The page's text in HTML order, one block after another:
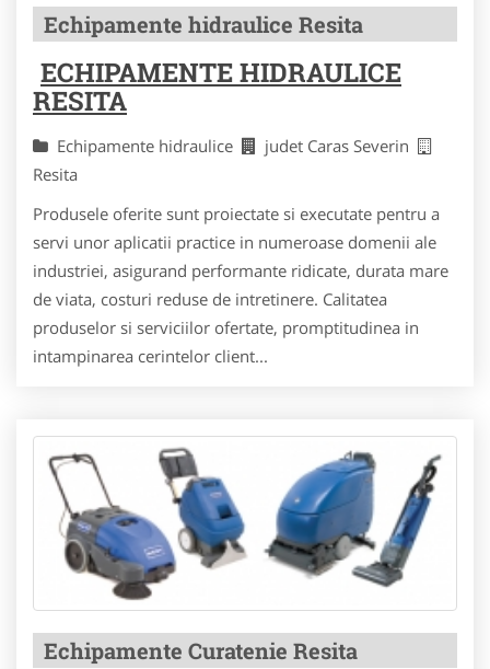
Echipamente hidraulice Resita
ECHIPAMENTE HIDRAULICE
RESITA
Echipamente hidraulice
judet Caras Severin
Resita
Produsele oferite sunt proiectate si executate pentru a
servi unor aplicatii practice in numeroase domenii ale
industriei, asigurand performante ridicate, durata mare
de viata, costuri reduse de intretinere. Calitatea
produselor si serviciilor ofertate, promptitudinea in
intampinarea cerintelor client...
Echipamente Curatenie Resita